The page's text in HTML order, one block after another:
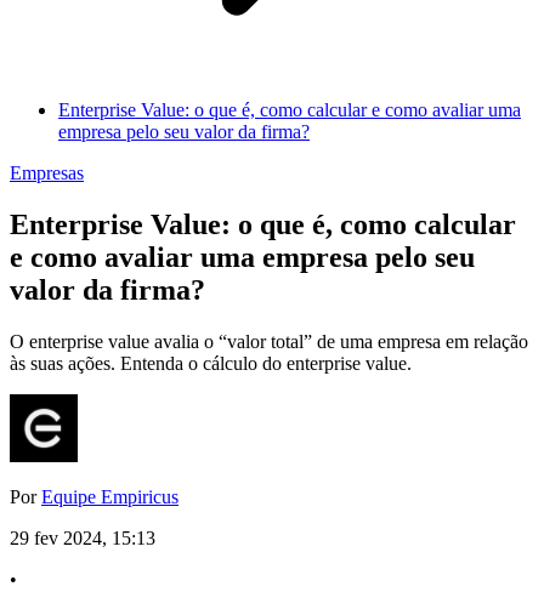
Enterprise Value: o que é, como calcular e como avaliar uma
empresa pelo seu valor da firma?
Empresas
Enterprise Value: o que é, como calcular
e como avaliar uma empresa pelo seu
valor da firma?
O enterprise value avalia o “valor total” de uma empresa em relação
às suas ações. Entenda o cálculo do enterprise value.
PorEquipe Empiricus
29 fev 2024, 15:13
•